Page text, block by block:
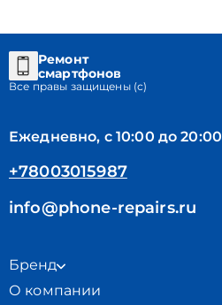
Ремонт
смартфонов
Все правы защищены (с)
Ежедневно, с 10:00 до 20:00
+78003015987
info@phone-repairs.ru
Бренд
О компании